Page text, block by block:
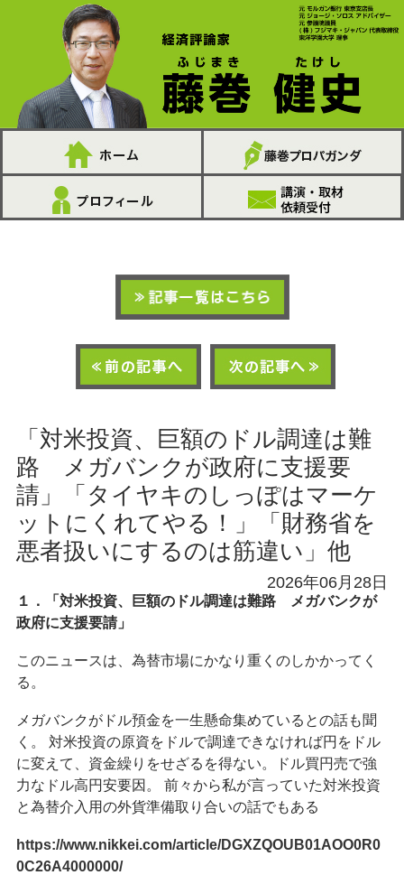
「対米投資、巨額のドル調達は難
路 メガバンクが政府に支援要
請」「タイヤキのしっぽはマーケ
ットにくれてやる！」「財務省を
悪者扱いにするのは筋違い」他
2026年06月28日
１．「対米投資、巨額のドル調達は難路 メガバンクが
政府に支援要請」
このニュースは、為替市場にかなり重くのしかかってく
る。
メガバンクがドル預金を一生懸命集めているとの話も聞
く。 対米投資の原資をドルで調達できなければ円をドル
に変えて、資金繰りをせざるを得ない。ドル買円売で強
力なドル高円安要因。 前々から私が言っていた対米投資
と為替介入用の外貨準備取り合いの話でもある
https://www.nikkei.com/article/DGXZQOUB01AOO0R0
0C26A4000000/